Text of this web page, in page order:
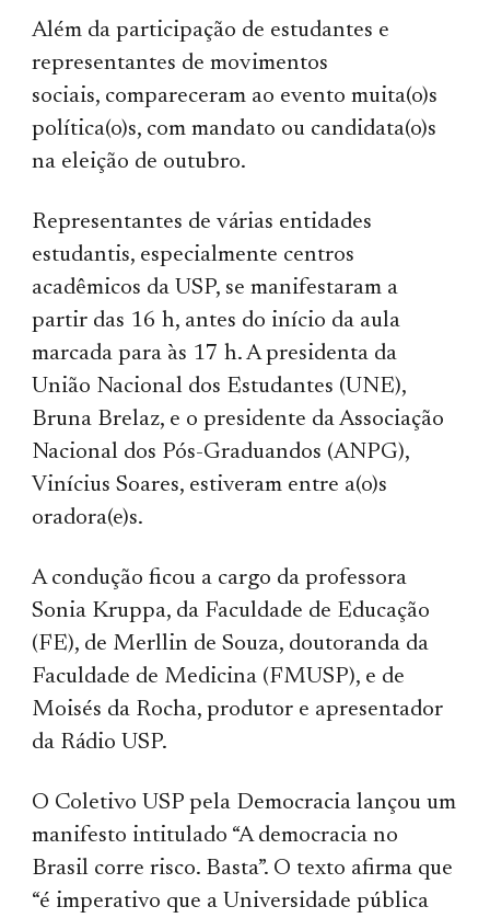
Além da participação de estudantes e
representantes de movimentos
sociais, compareceram ao evento muita(o)s
política(o)s, com mandato ou candidata(o)s
na eleição de outubro.
Representantes de várias entidades
estudantis, especialmente centros
acadêmicos da USP, se manifestaram a
partir das 16 h, antes do início da aula
marcada para às 17 h. A presidenta da
União Nacional dos Estudantes (UNE),
Bruna Brelaz, e o presidente da Associação
Nacional dos Pós-Graduandos (ANPG),
Vinícius Soares, estiveram entre a(o)s
oradora(e)s.
A condução ficou a cargo da professora
Sonia Kruppa, da Faculdade de Educação
(FE), de Merllin de Souza, doutoranda da
Faculdade de Medicina (FMUSP), e de
Moisés da Rocha, produtor e apresentador
da Rádio USP.
O Coletivo USP pela Democracia lançou um
manifesto intitulado “A democracia no
Brasil corre risco. Basta”. O texto afirma que
“é imperativo que a Universidade pública